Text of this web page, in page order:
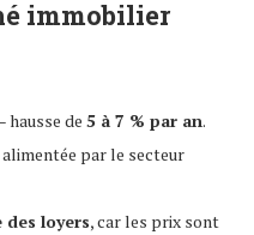
immobilier
hausse de 5 à 7 % par an.
alimentée par le secteur
loyers, car les prix sont